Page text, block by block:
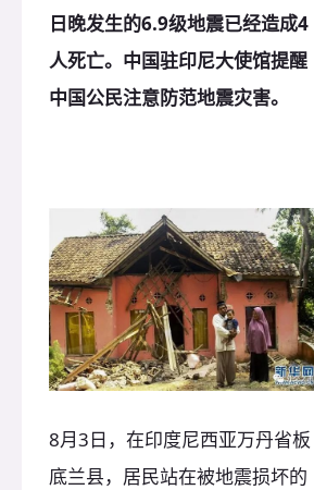
日晚发生的6.9级地震已经造成4
人死亡。 中国驻印尼大使馆提醒
中国公民注意防范地震灾害。
8月3日，在印度尼西亚万丹省板
底兰县，居民站在被地震损坏的